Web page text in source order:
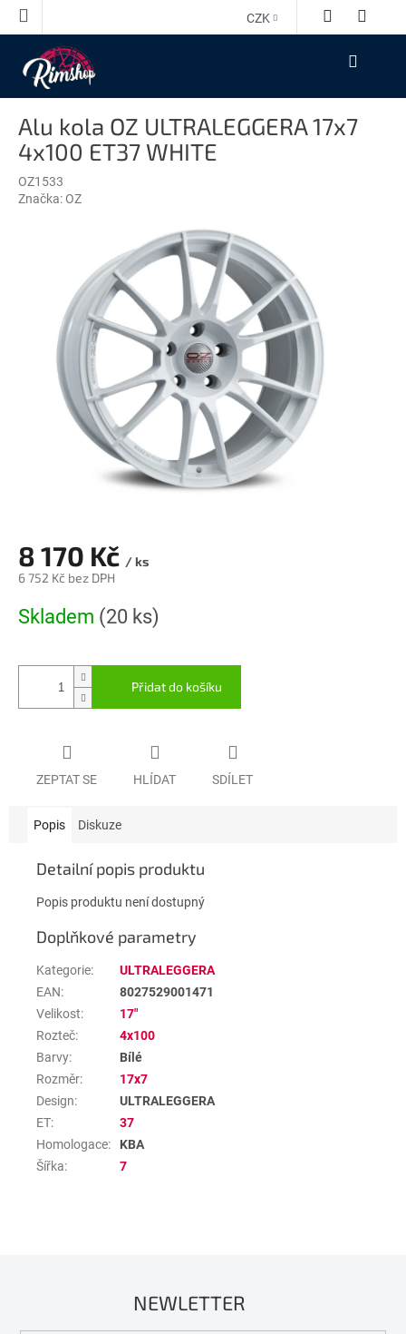
Přejít
CZK
NÁKUPNÍ
Alu kola OZ ULTRALEGGERA 17x7
4x100 ET37 WHITE
OZ1533
Značka: OZ
8 170 Kč / ks
6 752 Kč bez DPH
cena:
Skladem (20 ks)
Přidat do košíku
ZEPTAT SE HLÍDAT SDÍLET
Popis Diskuze
Detailní popis produktu
Popis produktu není dostupný
Doplňkové parametry
Kategorie:
ULTRALEGGERA
EAN:
8027529001471
Velikost:
17"
Rozteč:
4x100
Barvy:
Bílé
Rozměr:
17x7
Design:
ULTRALEGGERA
ET:
37
Homologace:
KBA
Šířka: 7
NEWLETTER